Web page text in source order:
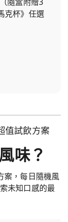
克杯》任選
試飲方案
味？
案，每日隨機風
未知口感的最